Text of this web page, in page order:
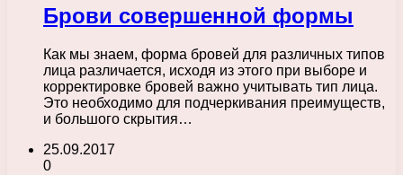
Брови совершенной формы
Как мы знаем, форма бровей для различных типов
лица различается, исходя из этого при выборе и
корректировке бровей важно учитывать тип лица.
Это необходимо для подчеркивания преимуществ,
и большого скрытия…
25.09.2017
0